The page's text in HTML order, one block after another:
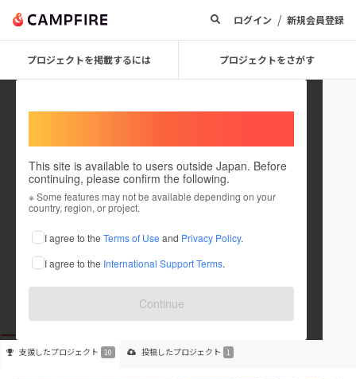
ログイン / 新規会員登録
プロジェクトを掲載するには プロジェクトをさがす
This site is available to users outside Japan. Before
continuing, please confirm the following.
※ Some features may not be available depending on your
country, region, or project.
I agree to the Terms of Use and Privacy Policy.
I agree to the International Support Terms.
Continue
ASH HEAD BREWERY
これまでに10回支援して1件のプロジェクトを投稿しています
在住国：未設定
出身国：未設定
支援したプロジェクト 10 投稿したプロジェクト 1